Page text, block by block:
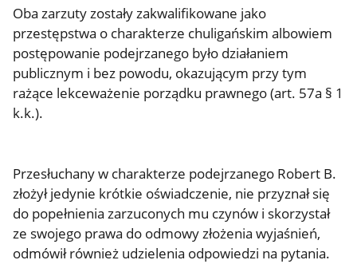
Oba zarzuty zostały zakwalifikowane jako
przestępstwa o charakterze chuligańskim albowiem
postępowanie podejrzanego było działaniem
publicznym i bez powodu, okazującym przy tym
rażące lekceważenie porządku prawnego (art. 57a § 1
k.k.).
Przesłuchany w charakterze podejrzanego Robert B.
złożył jedynie krótkie oświadczenie, nie przyznał się
do popełnienia zarzuconych mu czynów i skorzystał
ze swojego prawa do odmowy złożenia wyjaśnień,
odmówił również udzielenia odpowiedzi na pytania.